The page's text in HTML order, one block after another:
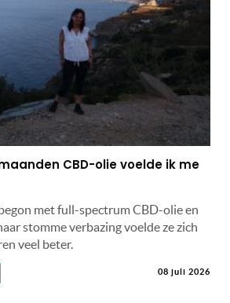
CBD-olie voelde ik me
met full-spectrum CBD-olie en
stomme verbazing voelde ze zich
veel beter.
08 juli 2026